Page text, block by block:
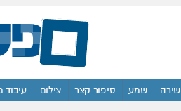
שירה שמע סיפור קצר צילום